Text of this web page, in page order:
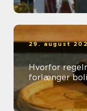
29. august
Hvorfor
forlænger